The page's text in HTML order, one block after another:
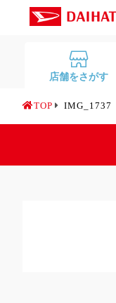
店舗をさがす
TOP IMG_1737